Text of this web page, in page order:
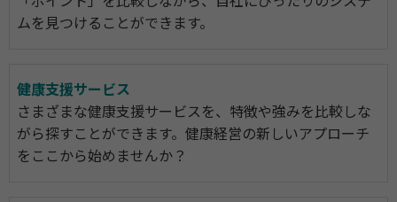
ムを見つけることができます。
健康支援サービス
さまざまな健康支援サービスを、特徴や強みを比較しな
がら探すことができます。健康経営の新しいアプローチ
をここから始めませんか？